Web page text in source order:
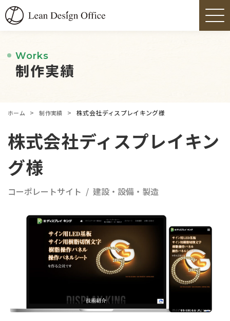
Works
制作実績
ホーム > 制作実績 > 株式会社ディスプレイキング様
株式会社ディスプレイキン
グ様
コーポレートサイト 建設・設備・製造